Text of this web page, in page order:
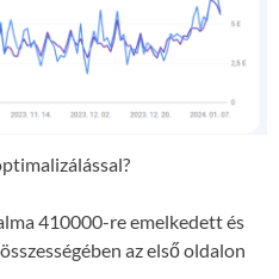
410000-re emelkedett és
az első oldalon